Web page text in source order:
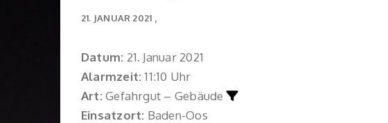
21. JANUAR 2021
Datum: 21. Januar 2021
Alarmzeit:11:10 Uhr
Art:Gefahrgut – Gebäude
Einsatzort: Baden-Oos